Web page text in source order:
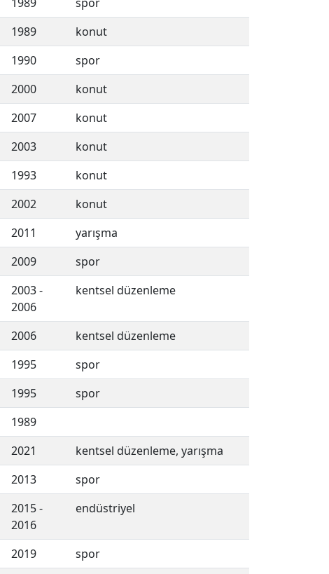
1989
konut
1990
spor
2000
konut
2007
konut
2003
konut
1993
konut
2002
konut
2011
yarışma
2009
spor
2003 -
2006
kentsel düzenleme
2006
kentsel düzenleme
1995
spor
1995
spor
1989
2021
kentsel düzenleme, yarışma
2013
spor
2015 -
2016
endüstriyel
2019
spor